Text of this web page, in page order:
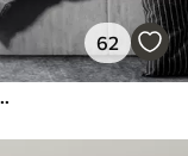
62